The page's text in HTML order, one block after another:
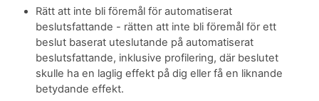
Rätt att inte bli föremål för automatiserat
beslutsfattande - rätten att inte bli föremål för ett
beslut baserat uteslutande på automatiserat
beslutsfattande, inklusive profilering, där beslutet
skulle ha en laglig effekt på dig eller få en liknande
betydande effekt.